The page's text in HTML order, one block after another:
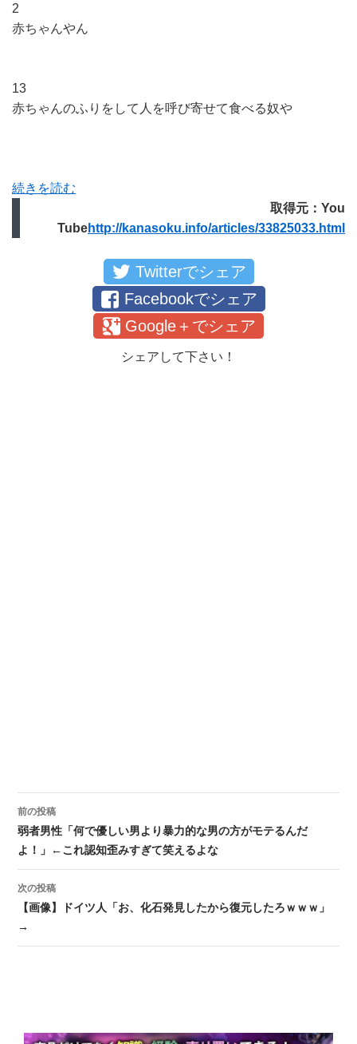
2
赤ちゃんやん
13
赤ちゃんのふりをして人を呼び寄せて食べる奴や
続きを読む
取得元：You
Tubehttp://kanasoku.info/articles/33825033.html
Twitterでシェア
Facebookでシェア
Google＋でシェア
シェアして下さい！
投稿ナビゲーション
前の投稿
弱者男性「何で優しい男より暴力的な男の方がモテるんだ
よ！」←これ認知歪みすぎて笑えるよな
次の投稿
【画像】ドイツ人「お、化石発見したから復元したろｗｗｗ」
→